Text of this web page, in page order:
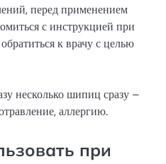
перед применением
с инструкцией при
к врачу с целью
несколько шипиц сразу –
аллергию.
при